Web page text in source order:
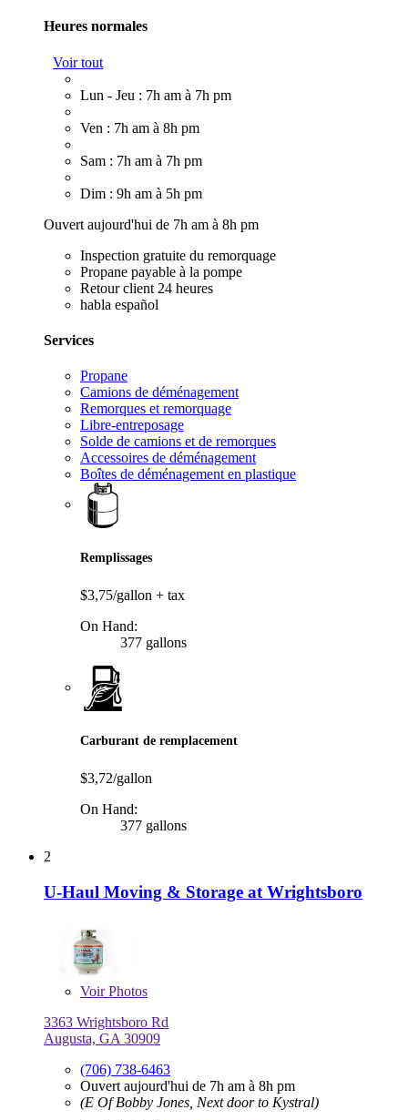
Heures normales
Voir tout
Lun - Jeu : 7h am à 7h pm
Ven : 7h am à 8h pm
Sam : 7h am à 7h pm
Dim : 9h am à 5h pm
Ouvert aujourd'hui de 7h am à 8h pm
Inspection gratuite du remorquage
Propane payable à la pompe
Retour client 24 heures
habla español
Services
Propane
Camions de déménagement
Remorques et remorquage
Libre-entreposage
Solde de camions et de remorques
Accessoires de déménagement
Boîtes de déménagement en plastique
Remplissages
$3,75/gallon + tax
On Hand:
377 gallons
Carburant de remplacement
$3,72/gallon
On Hand:
377 gallons
2
U-Haul Moving & Storage at Wrightsboro
VoirPhotos
3363 Wrightsboro Rd
Augusta, GA 30909
(706) 738-6463
Ouvert aujourd'hui de 7h am à 8h pm
(E Of Bobby Jones, Next door to Kystral)